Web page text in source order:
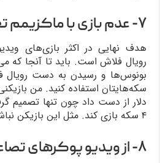
۷- عدم بازی با ماکزیمم تعداد سکه‌ها
هدف نهایی در اکثر بازی‌های
رویال فلاش است. باید تا آنجا که
بونوس‌ها و رسیدن به دست رویال
۴ سکه بازی کند. مثل این بازیکن نباشید.
۸- از ویدیو پوکرهای تصاعدی دوری کنید